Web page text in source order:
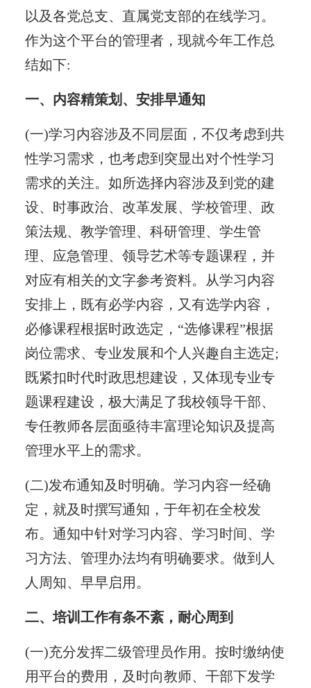
以及各党总支、直属党支部的在线学习。
作为这个平台的管理者，现就今年工作总
结如下:
一、内容精策划、安排早通知
(一)学习内容涉及不同层面，不仅考虑到共
性学习需求，也考虑到突显出对个性学习
需求的关注。如所选择内容涉及到党的建
设、时事政治、改革发展、学校管理、政
策法规、教学管理、科研管理、学生管
理、应急管理、领导艺术等专题课程，并
对应有相关的文字参考资料。从学习内容
安排上，既有必学内容，又有选学内容，
必修课程根据时政选定，“选修课程”根据
岗位需求、专业发展和个人兴趣自主选定;
既紧扣时代时政思想建设，又体现专业专
题课程建设，极大满足了我校领导干部、
专任教师各层面亟待丰富理论知识及提高
管理水平上的需求。
(二)发布通知及时明确。学习内容一经确
定，就及时撰写通知，于年初在全校发
布。通知中针对学习内容、学习时间、学
习方法、管理办法均有明确要求。做到人
人周知、早早启用。
二、培训工作有条不紊，耐心周到
(一)充分发挥二级管理员作用。按时缴纳使
用平台的费用，及时向教师、干部下发学